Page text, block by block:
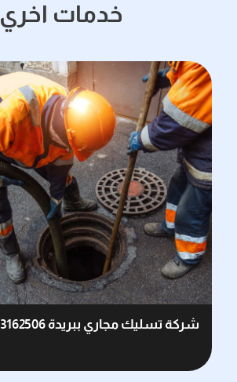
خدمات اخري
شركة تسليك مجاري ببريدة 0503162506